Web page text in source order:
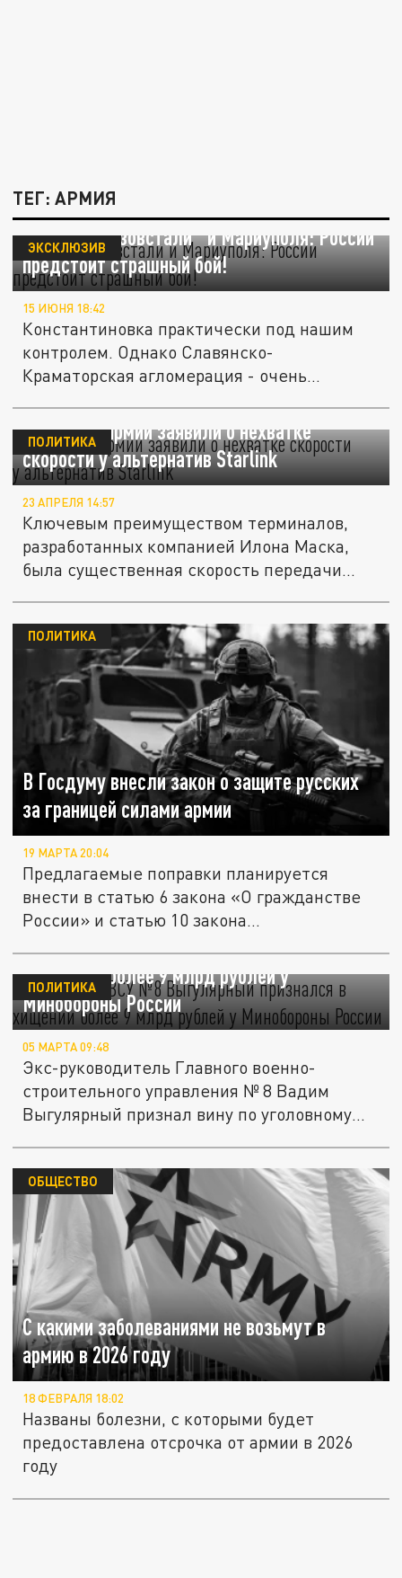
ТЕГ: АРМИЯ
Сложнее "Азовстали" и Мариуполя: России
предстоит страшный бой!
ЭКСКЛЮЗИВ
15 ИЮНЯ 18:42
Константиновка практически под нашим
контролем. Однако Славянско-
Краматорская агломерация - очень
В русской армии заявили о нехватке
скорости у альтернатив Starlink
ПОЛИТИКА
23 АПРЕЛЯ 14:57
Ключевым преимуществом терминалов,
разработанных компанией Илона Маска,
была существенная скорость передачи...
В Госдуму внесли закон о защите русских
за границей силами армии
ПОЛИТИКА
19 МАРТА 20:04
Предлагаемые поправки планируется
внести в статью 6 закона «О гражданстве
России» и статью 10 закона...
Экс-глава ГВСУ №8 Выгулярный признался
в хищении более 9 млрд рублей у
Минобороны России
ПОЛИТИКА
05 МАРТА 09:48
Экс-руководитель Главного военно-
строительного управления № 8 Вадим
Выгулярный признал вину по уголовному
С какими заболеваниями не возьмут в
армию в 2026 году
ОБЩЕСТВО
18 ФЕВРАЛЯ 18:02
Названы болезни, с которыми будет
предоставлена отсрочка от армии в 2026
году